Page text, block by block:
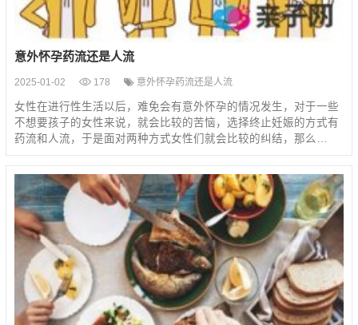
意外怀孕药流还是人流
2025-01-02 178 意外怀孕药流还是人流
女性在进行性生活以后，难免会有意外怀孕的情况发生，对于一些
不想要孩子的女性来说，就会比较的苦恼，选择终止妊娠的方式有
药流和人流，于是面对两种方式女性们就会比较的纠结，那么…